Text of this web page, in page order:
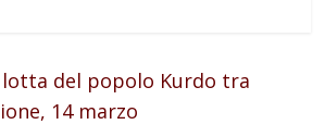
del popolo Kurdo tra
14 marzo